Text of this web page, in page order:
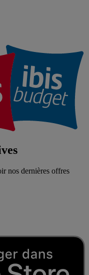
nos dernières offres